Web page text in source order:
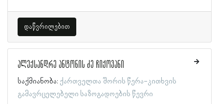
დაწვრილებით
ალექსანდრე ანტონის ძე ჩიქოვანი
საქმიანობა: ქართველთა შორის წერა-კითხვის
გამავრცელებელი საზოგადოების წევრი